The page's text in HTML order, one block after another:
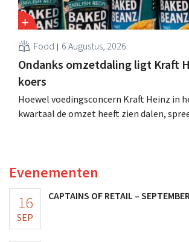
Food 6 Augustus, 2026
Ondanks omzetdaling ligt Kraft
koers
Hoewel voedingsconcern Kraft Heinz in
kwartaal de omzet heeft zien dalen,
Evenementen
16
SEP
CAPTAINS OF RETAIL –